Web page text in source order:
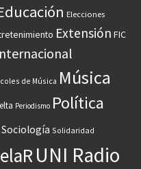
Elecciones
Extensión FIC
de Música Música
Periodismo Política
Sociología Solidaridad
UNI Radio